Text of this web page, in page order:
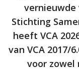
vernieuwde
Stichting
heeft VCA
van VCA 2017/
voor zowel